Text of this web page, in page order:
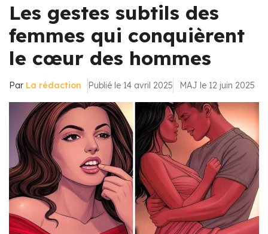
Les gestes subtils des
femmes qui conquièrent
le cœur des hommes
Par La rédaction Publié le 14 avril 2025 MAJ le 12 juin 2025